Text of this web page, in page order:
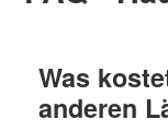
Was
anderen